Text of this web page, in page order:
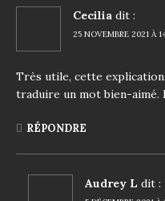
Cecilia dit :
25 NOVEMBRE 2021 À
Très utile, cette
traduire un mot bien-aimé.
RÉPONDRE
Audrey L dit :